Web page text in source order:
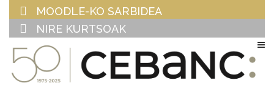
MOODLE-KO SARBIDEA
NIRE KURTSOAK